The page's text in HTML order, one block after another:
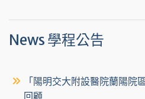
News 學程公告
「陽明交大附設醫院蘭陽
回顧